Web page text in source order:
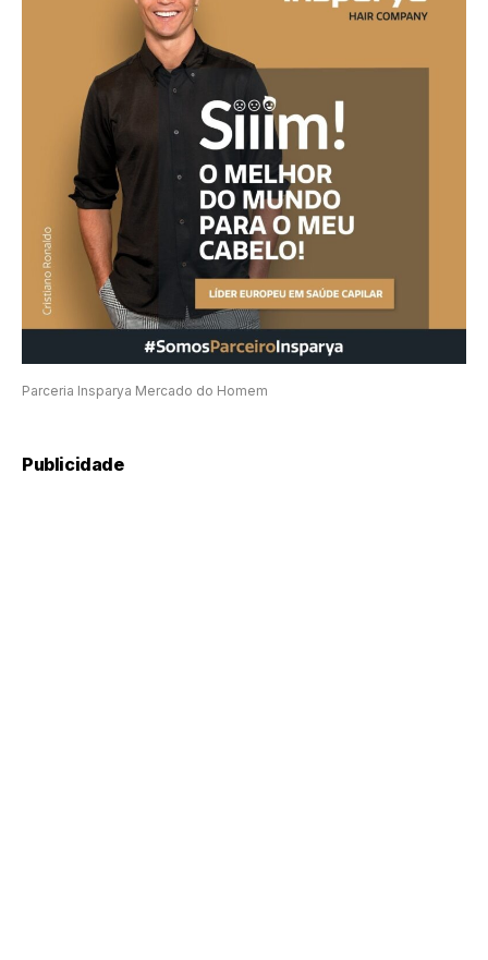
Parceria Insparya Mercado do Homem
Publicidade